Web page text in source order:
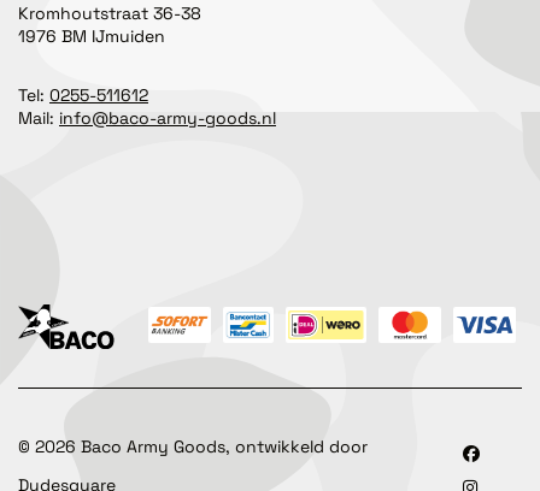
Kromhoutstraat 36-38
1976 BM IJmuiden
Tel: 0255-511612
Mail: info@baco-army-goods.nl
© 2026 Baco Army Goods, ontwikkeld door
Dudesquare